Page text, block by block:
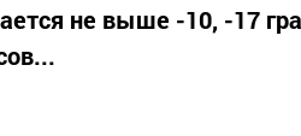
не выше -10, -17